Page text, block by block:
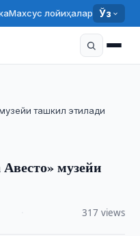
Махсус лойиҳалар Ўз
ташкил этилади
музейи
317 views